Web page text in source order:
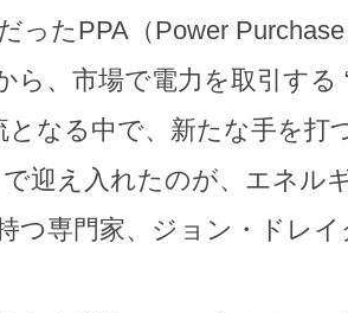
ったPPA（Power
ら、市場で電力を取引する
となる中で、新たな手を打
迎え入れたのが、エネル
つ専門家、ジョン・ドレイ